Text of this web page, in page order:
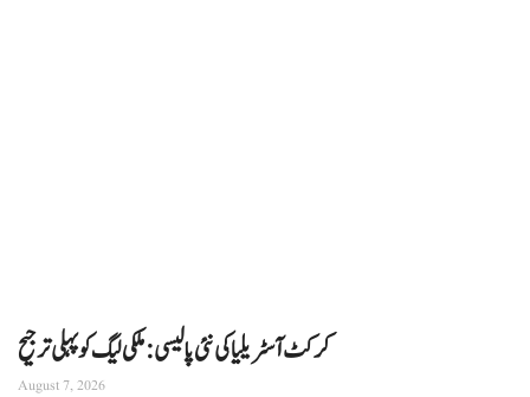
کرکٹ آسٹریلیا کی نئی پالیسی: ملکی لیگ کو پہلی ترجیح
August 7, 2026